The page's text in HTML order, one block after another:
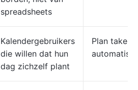
spreadsheets
Kalendergebruikers
die willen dat hun
dag zichzelf plant
Plan taken